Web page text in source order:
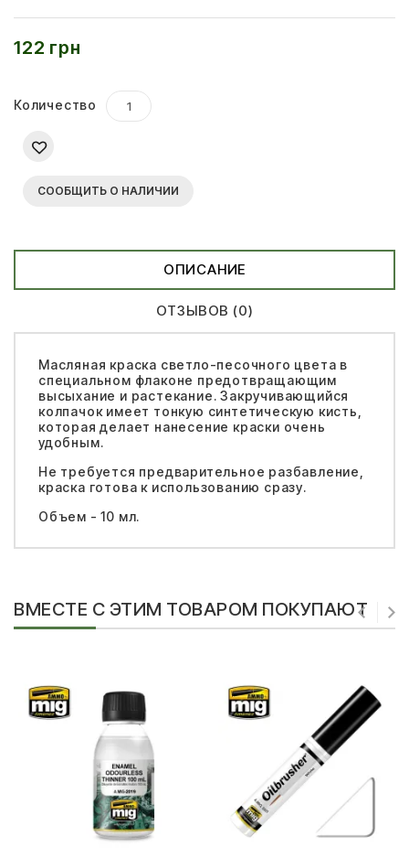
122 грн
Количество
СООБЩИТЬ О НАЛИЧИИ
ОПИСАНИЕ
ОТЗЫВОВ (0)
Масляная краска светло-песочного цвета в
специальном флаконе предотвращающим
высыхание и растекание. Закручивающийся
колпачок имеет тонкую синтетическую кисть,
которая делает нанесение краски очень
удобным.
Не требуется предварительное разбавление,
краска готова к использованию сразу.
Объем - 10 мл.
ВМЕСТЕ С ЭТИМ ТОВАРОМ ПОКУПАЮТ